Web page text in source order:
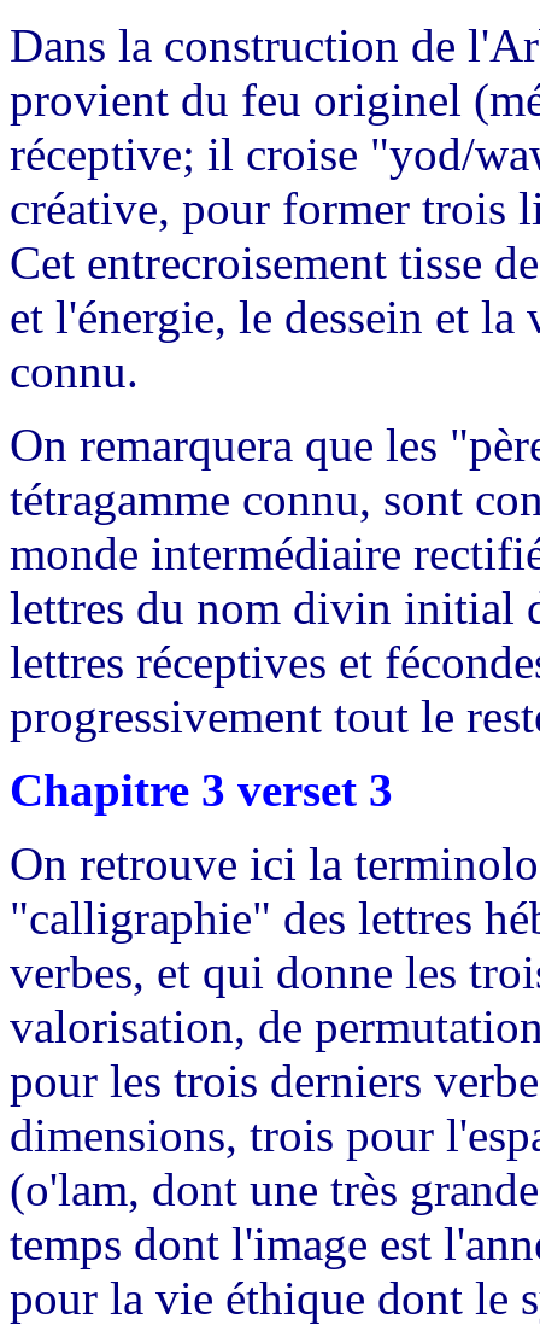
Dans la construction de
provient du feu originel
réceptive; il croise "yod/
créative, pour former trois
Cet entrecroisement tisse
et l'énergie, le dessein et
connu.
On remarquera que les
tétragamme connu, sont
monde intermédiaire
lettres du nom divin initial
lettres réceptives et
progressivement tout le
Chapitre 3 verset 3
On retrouve ici la
"calligraphie" des lettres
verbes, et qui donne les
valorisation, de
pour les trois derniers
dimensions, trois pour
(o'lam, dont une très
temps dont l'image est
pour la vie éthique dont le